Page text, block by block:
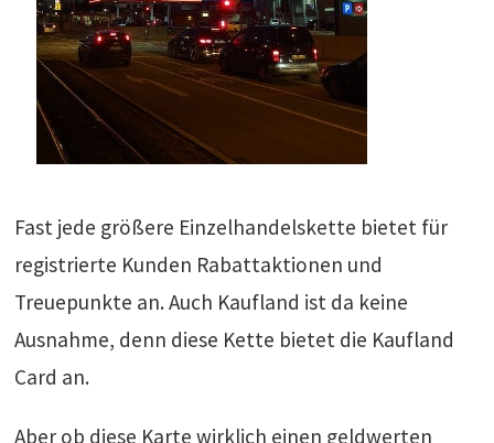
Fast jede größere Einzelhandelskette bietet für
registrierte Kunden Rabattaktionen und
Treuepunkte an. Auch Kaufland ist da keine
Ausnahme, denn diese Kette bietet die Kaufland
Card an.
Aber ob diese Karte wirklich einen geldwerten